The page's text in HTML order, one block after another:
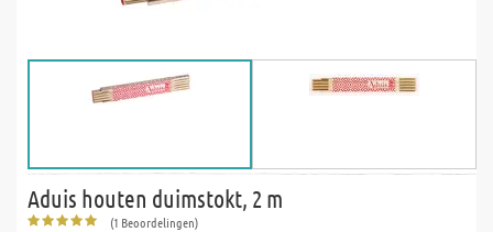
Aduis houten duimstokt, 2 m
(1 Beoordelingen)